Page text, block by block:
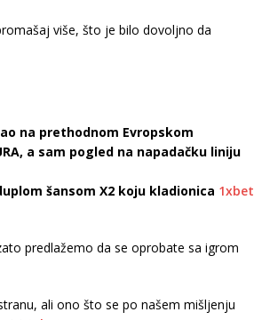
više, što je bilo dovoljno da
na prethodnom Evropskom
a sam pogled na napadačku liniju
šansom X2 koju kladionica 1xbet
predlažemo da se oprobate sa igrom
ali ono što se po našem mišljenju